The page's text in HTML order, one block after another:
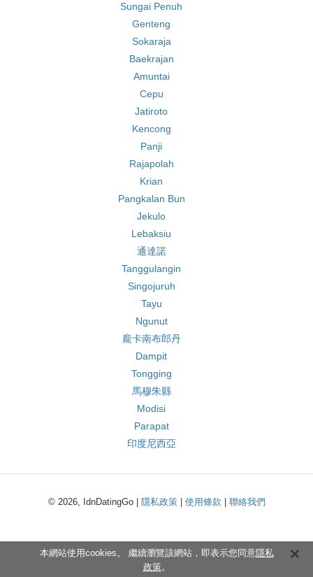
Sungai Penuh
Genteng
Sokaraja
Baekrajan
Amuntai
Cepu
Jatiroto
Kencong
Panji
Rajapolah
Krian
Pangkalan Bun
Jekulo
Lebaksiu
通達諾
Tanggulangin
Singojuruh
Tayu
Ngunut
龐卡南布郎丹
Dampit
Tongging
馬穆朱縣
Modisi
Parapat
印度尼西亞
© 2026, IdnDatingGo | 隱私政策| 使用條款 聯絡我們
本網站使用cookies。 繼續瀏覽該網站，即表示您同意隱私
政策。